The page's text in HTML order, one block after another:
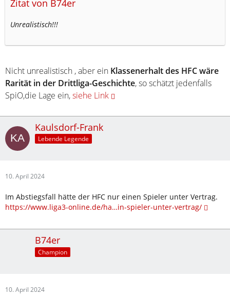
Zitat von B74er
Unrealistisch!!!
Nicht unrealistisch , aber ein Klassenerhalt des HFC wäre
Rarität in der Drittliga-Geschichte, so schätzt jedenfalls
SpiO,die Lage ein,siehe Link
Kaulsdorf-Frank
Lebende Legende
10. April 2024
Im Abstiegsfall hätte der HFC nur einen Spieler unter Vertrag.
https://www.liga3-online.de/ha…in-spieler-unter-vertrag/
B74er
Champion
10. April 2024